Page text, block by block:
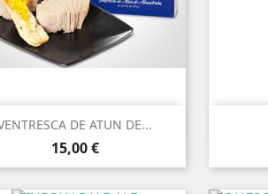
DE ATUN DE...
Precio
15,00 €
 Vista rápida